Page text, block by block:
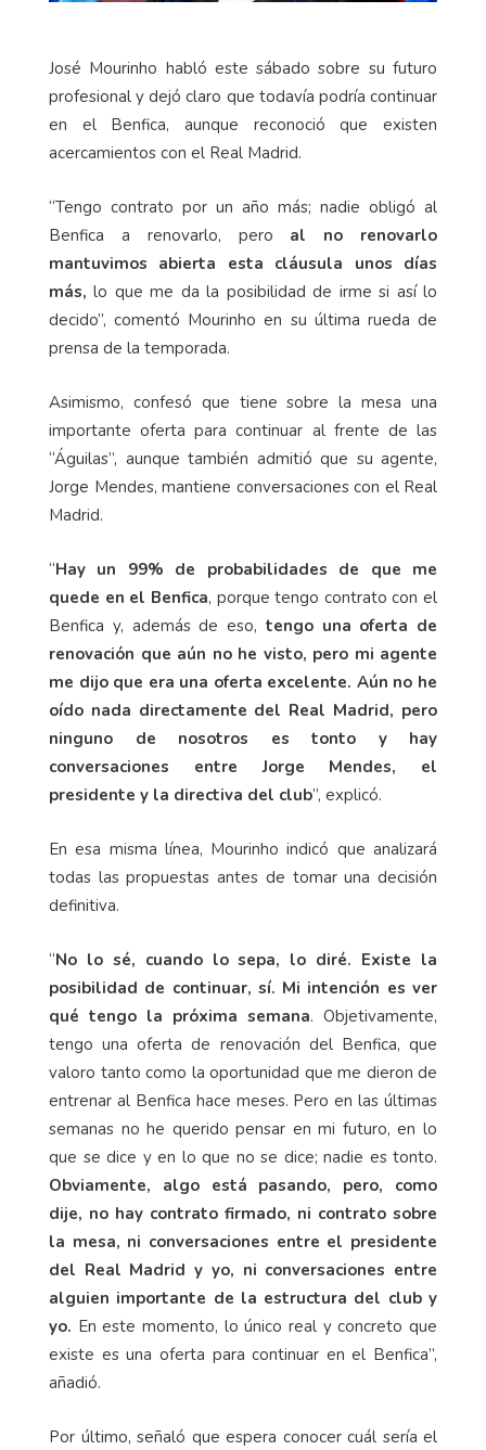
José Mourinho habló este sábado sobre su futuro
profesional y dejó claro que todavía podría continuar
en el Benfica, aunque reconoció que existen
acercamientos con el Real Madrid.
“Tengo contrato por un año más; nadie obligó al
Benfica a renovarlo, pero al no renovarlo
mantuvimos abierta esta cláusula unos días
más, lo que me da la posibilidad de irme si así lo
decido”, comentó Mourinho en su última rueda de
prensa de la temporada.
Asimismo, confesó que tiene sobre la mesa una
importante oferta para continuar al frente de las
“Águilas”, aunque también admitió que su agente,
Jorge Mendes, mantiene conversaciones con el Real
Madrid.
“Hay un 99% de probabilidades de que me
quede en el Benfica, porque tengo contrato con el
Benfica y, además de eso, tengo una oferta de
renovación que aún no he visto, pero mi agente
me dijo que era una oferta excelente. Aún no he
oído nada directamente del Real Madrid, pero
ninguno de nosotros es tonto y hay
conversaciones entre Jorge Mendes, el
presidente y la directiva del club”, explicó.
En esa misma línea, Mourinho indicó que analizará
todas las propuestas antes de tomar una decisión
definitiva.
“No lo sé, cuando lo sepa, lo diré. Existe la
posibilidad de continuar, sí. Mi intención es ver
qué tengo la próxima semana. Objetivamente,
tengo una oferta de renovación del Benfica, que
valoro tanto como la oportunidad que me dieron de
entrenar al Benfica hace meses. Pero en las últimas
semanas no he querido pensar en mi futuro, en lo
que se dice y en lo que no se dice; nadie es tonto.
Obviamente, algo está pasando, pero, como
dije, no hay contrato firmado, ni contrato sobre
la mesa, ni conversaciones entre el presidente
del Real Madrid y yo, ni conversaciones entre
alguien importante de la estructura del club y
yo. En este momento, lo único real y concreto que
existe es una oferta para continuar en el Benfica”,
añadió.
Por último, señaló que espera conocer cuál sería el